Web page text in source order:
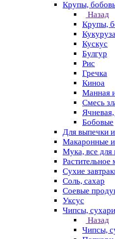
Крупы,
Назад
Крупы,
Кускус
Булгур
Рис
Гречка
Киноа
Манная
Смесь
Бобовые
Для выпечки
Макаронные
Мука, все для
Растительное
Сухие
Соль, сахар
Соевые
Уксус
Чипсы,
Назад
Чипсы,